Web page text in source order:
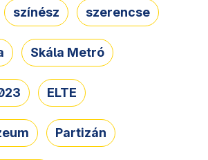
színész szerencse
Skála Metró
ELTE
Partizán